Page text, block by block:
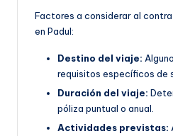
Factores a considerar al
en Padul:
Destino del viaje:
requisitos específicos de
Duración del viaje:
póliza puntual o anual.
Actividades previstas: